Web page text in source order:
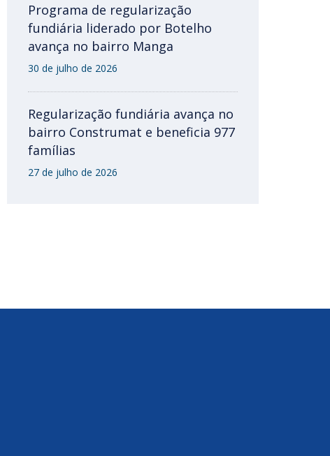
Programa de regularização
fundiária liderado por Botelho
avança no bairro Manga
30 de julho de 2026
Regularização fundiária avança no
bairro Construmat e beneficia 977
famílias
27 de julho de 2026